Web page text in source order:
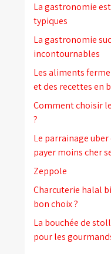
La gastronomie
typiques
La gastronomie
incontournables
Les aliments
et des recettes en
Comment choisir
?
Le parrainage
payer moins cher
Zeppole
Charcuterie halal
bon choix ?
La bouchée de
pour les